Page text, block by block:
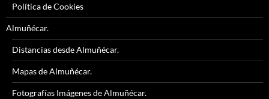
Política de Cookies
Almuñécar.
Distancias desde Almuñécar.
Mapas de Almuñécar.
Fotografías Imágenes de Almuñécar.